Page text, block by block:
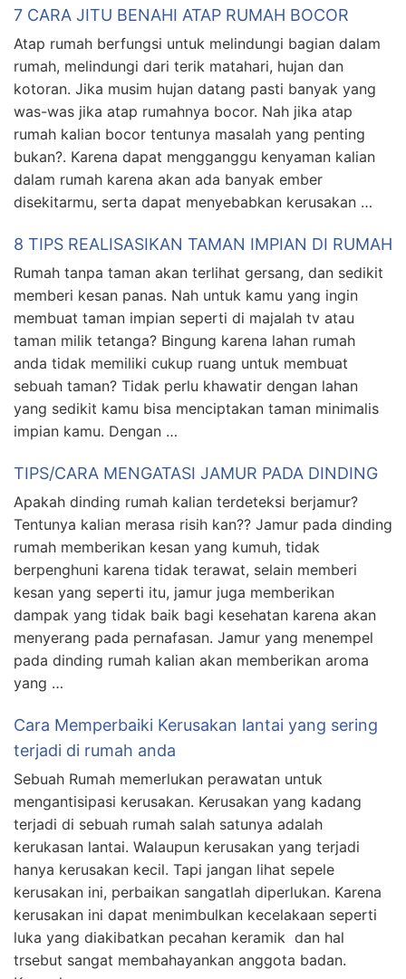
7 CARA JITU BENAHI ATAP RUMAH BOCOR
Atap rumah berfungsi untuk melindungi bagian dalam
rumah, melindungi dari terik matahari, hujan dan
kotoran. Jika musim hujan datang pasti banyak yang
was-was jika atap rumahnya bocor. Nah jika atap
rumah kalian bocor tentunya masalah yang penting
bukan?. Karena dapat mengganggu kenyaman kalian
dalam rumah karena akan ada banyak ember
disekitarmu, serta dapat menyebabkan kerusakan …
8 TIPS REALISASIKAN TAMAN IMPIAN DI RUMAH
Rumah tanpa taman akan terlihat gersang, dan sedikit
memberi kesan panas. Nah untuk kamu yang ingin
membuat taman impian seperti di majalah tv atau
taman milik tetanga? Bingung karena lahan rumah
anda tidak memiliki cukup ruang untuk membuat
sebuah taman? Tidak perlu khawatir dengan lahan
yang sedikit kamu bisa menciptakan taman minimalis
impian kamu. Dengan …
TIPS/CARA MENGATASI JAMUR PADA DINDING
Apakah dinding rumah kalian terdeteksi berjamur?
Tentunya kalian merasa risih kan?? Jamur pada dinding
rumah memberikan kesan yang kumuh, tidak
berpenghuni karena tidak terawat, selain memberi
kesan yang seperti itu, jamur juga memberikan
dampak yang tidak baik bagi kesehatan karena akan
menyerang pada pernafasan. Jamur yang menempel
pada dinding rumah kalian akan memberikan aroma
yang …
Cara Memperbaiki Kerusakan lantai yang sering
terjadi di rumah anda
Sebuah Rumah memerlukan perawatan untuk
mengantisipasi kerusakan. Kerusakan yang kadang
terjadi di sebuah rumah salah satunya adalah
kerukasan lantai. Walaupun kerusakan yang terjadi
hanya kerusakan kecil. Tapi jangan lihat sepele
kerusakan ini, perbaikan sangatlah diperlukan. Karena
kerusakan ini dapat menimbulkan kecelakaan seperti
luka yang diakibatkan pecahan keramik dan hal
trsebut sangat membahayankan anggota badan.